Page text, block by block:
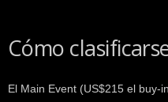
Cómo
El Main Event (US$215 el buy-